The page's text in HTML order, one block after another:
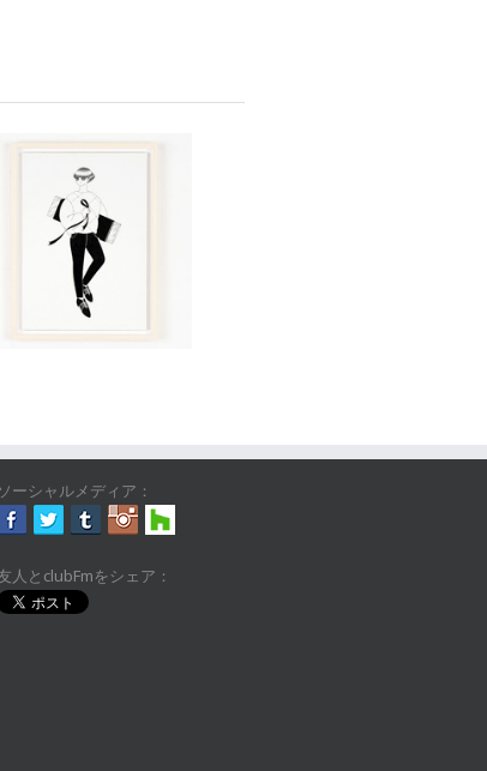
ソーシャルメディア：
人とclubFmをシェア：